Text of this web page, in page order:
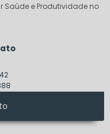
e Produtividade no
Transforme sua